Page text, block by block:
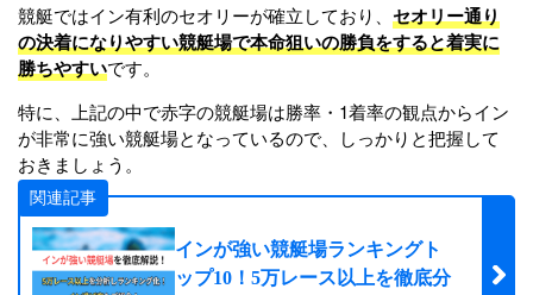
三国競艇場 7.86 53.4% 72.7% 81.9%
びわこ競艇場
住之江競艇場 8.09 59.9% 75.1% 83.3%
尼崎競艇場
鳴門競艇場 47.1%
丸亀競艇場 8.03 57.5% 75.4% 82.7%
競艇ではイン有利のセオリーが確立しており、 セオリー通り
の決着になりやすい競艇場で本命狙いの勝負をすると着実に
勝ちやすいです。
特に、上記の中で赤字の競艇場は勝率・1着率の観点からイン
が非常に強い競艇場となっているので、しっかりと把握して
おきましょう。
関連記事
インが強い競艇場ランキングト
ップ10！5万レース以上を徹底分